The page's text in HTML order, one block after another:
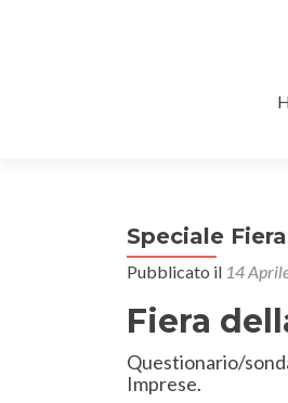
Speciale
Pubblicato il 14
Fiera
Questionario/
Imprese.